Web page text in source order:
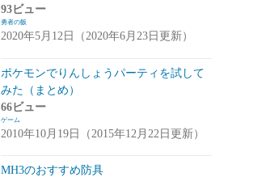
攻略情報
サクライグノラムス(サクムス)(2)
アプデ・イベント情報
雑談(1)
93ビュー
勇者の飯
2020年5月12日（2020年6月23日更新）
ポケモンでりんしょうパーティを試して
みた（まとめ）
66ビュー
ゲーム
2010年10月19日（2015年12月22日更新）
MH3のおすすめ防具